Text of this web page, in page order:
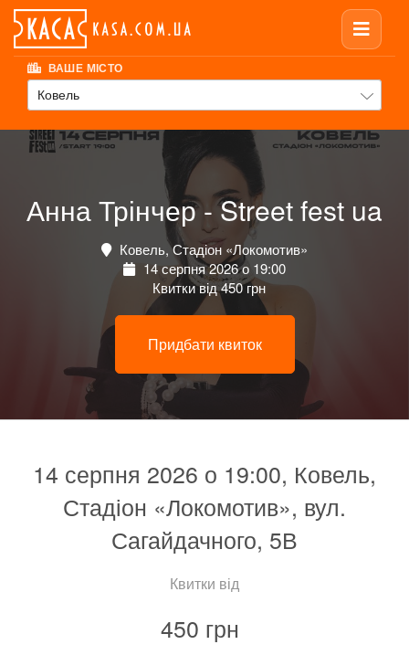
ВАШЕ МІСТО
Ковель
Анна Трінчер - Street fest ua
Ковель, Стадіон «Локомотив»
14 серпня 2026 о 19:00
Квитки від 450 грн
Придбати квиток
14 серпня 2026 о 19:00, Ковель,
Стадіон «Локомотив», вул.
Сагайдачного, 5В
Квитки від
450 грн